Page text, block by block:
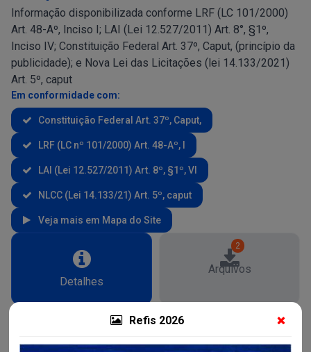
Refis 2026
Informação disponibilizada conforme LRF (LC 101/2000)
Art. 48-Aº, Inciso I; LAI (Lei 12.527/2011) Art. 8°, §1º,
Inciso IV; Constituição Federal Art. 37º, Caput, (princípio da
publicidade); e Nova Lei das Licitações (lei 14.133/2021)
Art. 5º, caput
Em conformidade com:
Constituição Federal Art. 37º, Caput,
LRF (LC nº 101/2000) Art. 48-Aº, I
LAI (Lei 12.527/2011) Art. 8º, §1º, VI
NLCC (Lei 14.133/21) Art. 5º, caput
Veja mais em Mapa do Site
Detalhes
2
Arquivos